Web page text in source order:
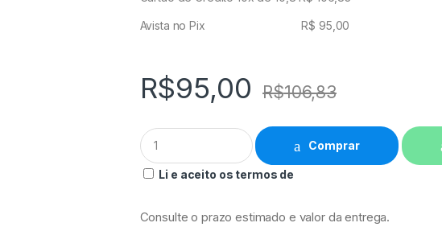
Avista no Pix R$ 95,00
R$95,00 R$106,83
Q
u
a
n
d
Comprar
Li e aceito os termos de
Consulte o prazo estimado e valor da entrega.